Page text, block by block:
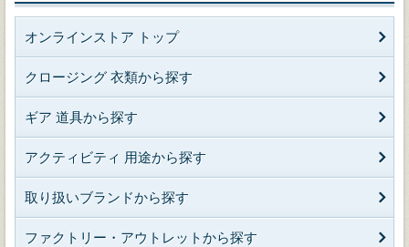
オンラインストア トップ
クロージング 衣類から探す
ギア 道具から探す
アクティビティ 用途から探す
取り扱いブランドから探す
ファクトリー・アウトレットから探す